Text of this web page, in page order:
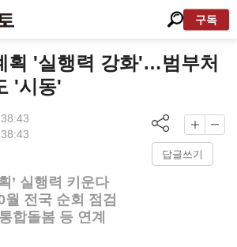
구독
획 '실행력 강화'…범부처
'시동'
답글쓰기
’ 실행력 키운다
전국 순회 점검
합돌봄 등 연계